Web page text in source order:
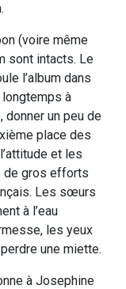
(voire même
sont intacts. Le
l’album dans
longtemps à
donner un peu de
place des
et les
de gros efforts
Les sœurs
à l’eau
les yeux
une miette.
à Josephine